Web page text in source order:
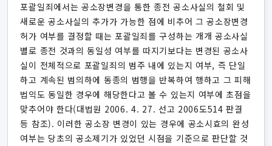
포괄일죄에서는 공소장변경을 통한 종전 공소사실의 철회 및
새로운 공소사실의 추가가 가능한 점에 비추어 그 공소장변경
허가 여부를 결정할 때는 포괄일죄를 구성하는 개개 공소사실
별로 종전 것과의 동일성 여부를 따지기보다는 변경된 공소사
실이 전체적으로 포괄일죄의 범주 내에 있는지 여부, 즉 단일
하고 계속된 범의하에 동종의 범행을 반복하여 행하고 그 피해
법익도 동일한 경우에 해당한다고 볼 수 있는지 여부에 초점을
맞추어야 한다(대법원 2006. 4. 27. 선고 2006도514 판결
등 참조). 이러한 공소장 변경이 있는 경우에 공소시효의 완성
여부는 당초의 공소제기가 있었던 시점을 기준으로 판단할 것